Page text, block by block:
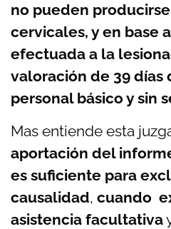
no pueden
cervicales, y en base
efectuada a la
valoración de 39
personal básico y sin
Mas entiende esta
aportación del
es suficiente para
causalidad, cuando
asistencia facultativa